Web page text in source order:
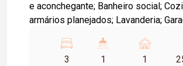
e aconchegante; Banheiro social;
armários planejados; Lavanderia;
3 1 1